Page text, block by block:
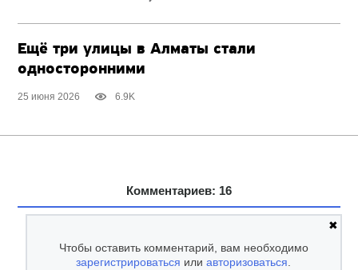
Ещё три улицы в Алматы стали
односторонними
25 июня 2026 6.9K
Комментариев: 16
✖
Чтобы оставить комментарий, вам необходимо
зарегистрироваться илиавторизоваться.